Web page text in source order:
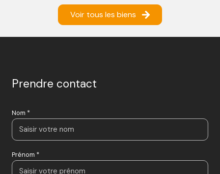
Voir tous les biens
Prendre contact
Nom *
Prénom *